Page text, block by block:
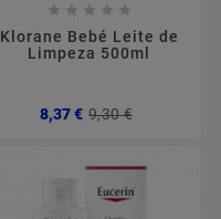
    
Klorane Bebé Leite de
Limpeza 500ml
8,37 € 9,30 €